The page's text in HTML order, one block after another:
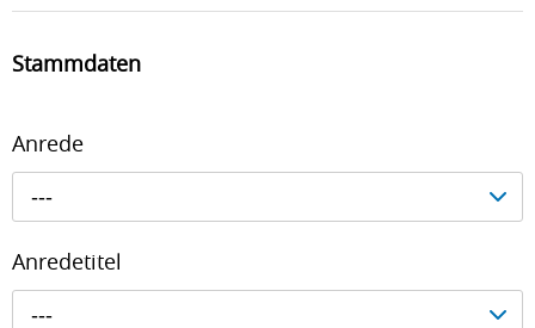
Stammdaten
Anrede
---
Anredetitel
---